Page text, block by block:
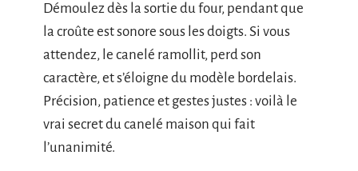
Démoulez dès la sortie du four, pendant que
la croûte est sonore sous les doigts. Si vous
attendez, le canelé ramollit, perd son
caractère, et s’éloigne du modèle bordelais.
Précision, patience et gestes justes : voilà le
vrai secret du canelé maison qui fait
l’unanimité.